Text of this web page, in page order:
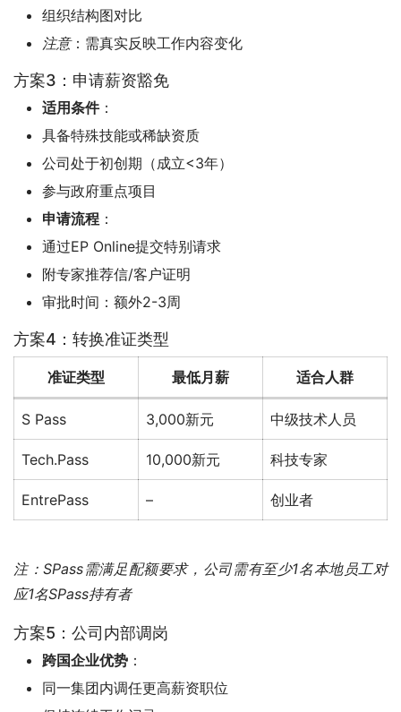
组织结构图对比
注意：需真实反映工作内容变化
方案3：申请薪资豁免
适用条件：
具备特殊技能或稀缺资质
公司处于初创期（成立<3年）
参与政府重点项目
申请流程 ：
通过EP Online提交特别请求
附专家推荐信/客户证明
审批时间：额外2-3周
方案4：转换准证类型
准证类型 最低月薪 适合人群
S Pass 3,000新元 中级技术人员
Tech.Pass 10,000新元 科技专家
EntrePass – 创业者
注：SPass需满足配额要求，公司需有至少1名本地员工对
应1名SPass持有者
方案5：公司内部调岗
跨国企业优势 ：
同一集团内调任更高薪资职位